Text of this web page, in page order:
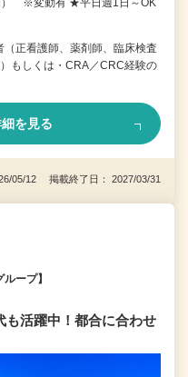
（正看護師、薬剤師、臨床検査
もしくは・CRA／CRC経験の
を見る
05/12 掲載終了日： 2027/03/31
ープ】
活躍中！都合に合わせ